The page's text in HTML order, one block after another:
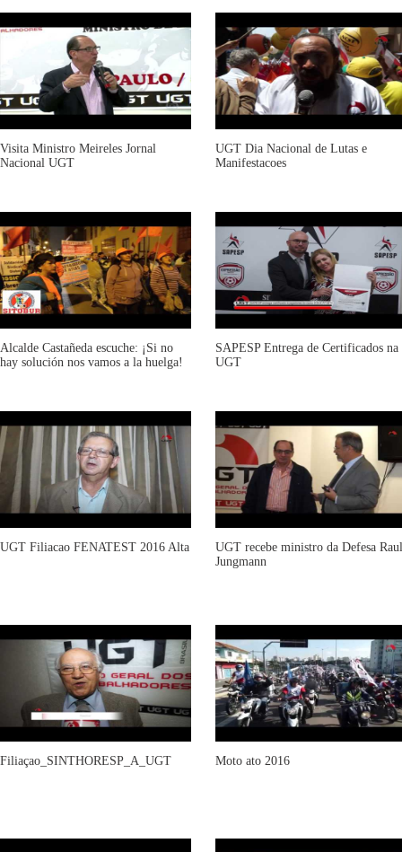
Visita Ministro Meireles Jornal
Nacional UGT
UGT Dia Nacional de Lutas e
Manifestacoes
Alcalde Castañeda escuche: ¡Si no
hay solución nos vamos a la huelga!
SAPESP Entrega de Certificados na
UGT
UGT Filiacao FENATEST 2016 Alta
UGT recebe ministro da Defesa Raul
Jungmann
Filiaçao_SINTHORESP_A_UGT Moto ato 2016